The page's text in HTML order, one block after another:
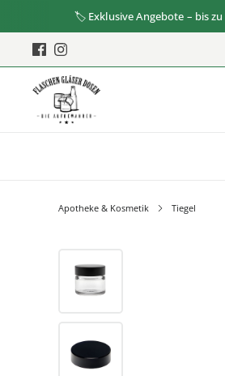
🏷️ Exklusive Angebote – bis zu50 %
Apotheke & Kosmetik Tiegel